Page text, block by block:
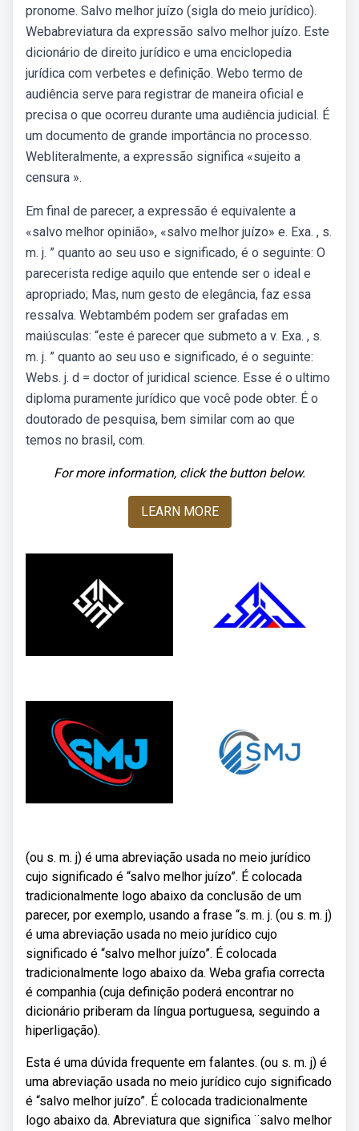
pronome. Salvo melhor juízo (sigla do meio jurídico).
Webabreviatura da expressão salvo melhor juízo. Este
dicionário de direito jurídico e uma enciclopedia
jurídica com verbetes e definição. Webo termo de
audiência serve para registrar de maneira oficial e
precisa o que ocorreu durante uma audiência judicial. É
um documento de grande importância no processo.
Webliteralmente, a expressão significa «sujeito a
censura ».
Em final de parecer, a expressão é equivalente a
«salvo melhor opinião», «salvo melhor juízo» e. Exa. , s.
m. j. ” quanto ao seu uso e significado, é o seguinte: O
parecerista redige aquilo que entende ser o ideal e
apropriado; Mas, num gesto de elegância, faz essa
ressalva. Webtambém podem ser grafadas em
maiúsculas: “este é parecer que submeto a v. Exa. , s.
m. j. ” quanto ao seu uso e significado, é o seguinte:
Webs. j. d = doctor of juridical science. Esse é o ultimo
diploma puramente jurídico que você pode obter. É o
doutorado de pesquisa, bem similar com ao que
temos no brasil, com.
For more information, click the button below.
LEARN MORE
(ou s. m. j) é uma abreviação usada no meio jurídico
cujo significado é “salvo melhor juízo”. É colocada
tradicionalmente logo abaixo da conclusão de um
parecer, por exemplo, usando a frase “s. m. j. (ou s. m. j)
é uma abreviação usada no meio jurídico cujo
significado é “salvo melhor juízo”. É colocada
tradicionalmente logo abaixo da. Weba grafia correcta
é companhia (cuja definição poderá encontrar no
dicionário priberam da língua portuguesa, seguindo a
hiperligação).
Esta é uma dúvida frequente em falantes. (ou s. m. j) é
uma abreviação usada no meio jurídico cujo significado
é “salvo melhor juízo”. É colocada tradicionalmente
logo abaixo da. Abreviatura que significa ¨salvo melhor